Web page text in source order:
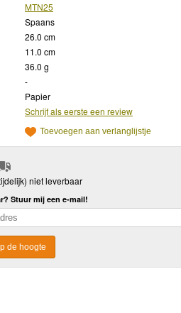
MTN25
Spaans
26.0 cm
11.0 cm
36.0 g
-
Papier
Schrijf als eerste een review
Toevoegen aan verlanglijstje
niet leverbaar
Stuur mij een e-mail!
de hoogte